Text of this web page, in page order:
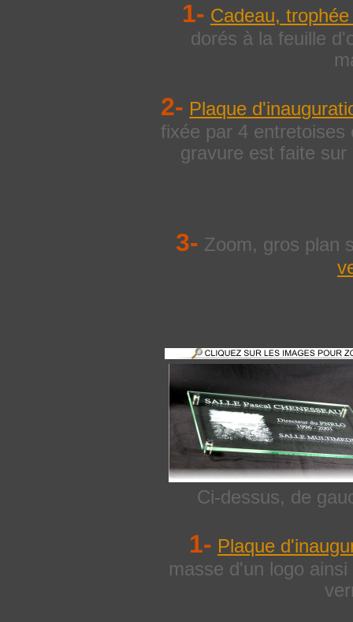
1- Cadeau,
dorés à la feuille
2- Plaque
fixée par 4
gravure est faite
3- Zoom, gros plan
Ci-dessus, de
1- Plaque
masse d'un logo